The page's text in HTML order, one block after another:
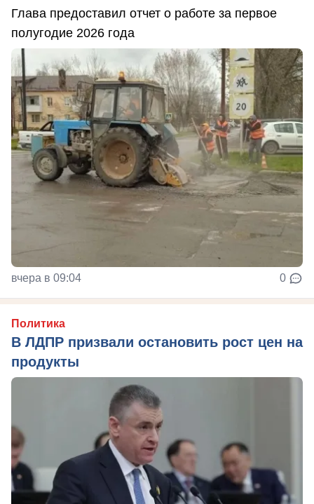
Глава предоставил отчет о работе за первое
полугодие 2026 года
вчера в 09:04 0
Политика
В ЛДПР призвали остановить рост цен на
продукты